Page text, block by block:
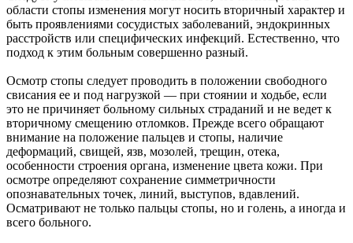
области стопы изменения могут носить вторичный характер и
быть проявлениями сосудистых заболеваний, эндокринных
расстройств или специфических инфекций. Естественно, что
подход к этим больным совершенно разный.
Осмотр стопы следует проводить в положении свободного
свисания ее и под нагрузкой — при стоянии и ходьбе, если
это не причиняет больному сильных страданий и не ведет к
вторичному смещению отломков. Прежде всего обращают
внимание на положение пальцев и стопы, наличие
деформаций, свищей, язв, мозолей, трещин, отека,
особенности строения органа, изменение цвета кожи. При
осмотре определяют сохранение симметричности
опознавательных точек, линий, выступов, вдавлений.
Осматривают не только пальцы стопы, но и голень, а иногда и
всего больного.